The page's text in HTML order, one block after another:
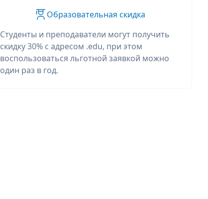
Образовательная скидка
Студенты и преподаватели могут получить
скидку 30% с адресом .edu, при этом
воспользоваться льготной заявкой можно
один раз в год.